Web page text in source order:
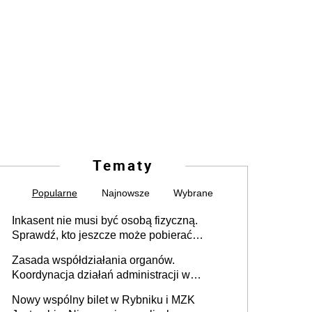
Tematy
Popularne Najnowsze Wybrane
Inkasent nie musi być osobą fizyczną.
Sprawdź, kto jeszcze może pobierać
Zasada współdziałania organów.
Koordynacja działań administracji w
Nowy wspólny bilet w Rybniku i MZK